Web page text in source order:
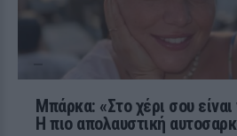
Μπάρκα: «Στο χέρι σου είναι
Η πιο απολαυστική